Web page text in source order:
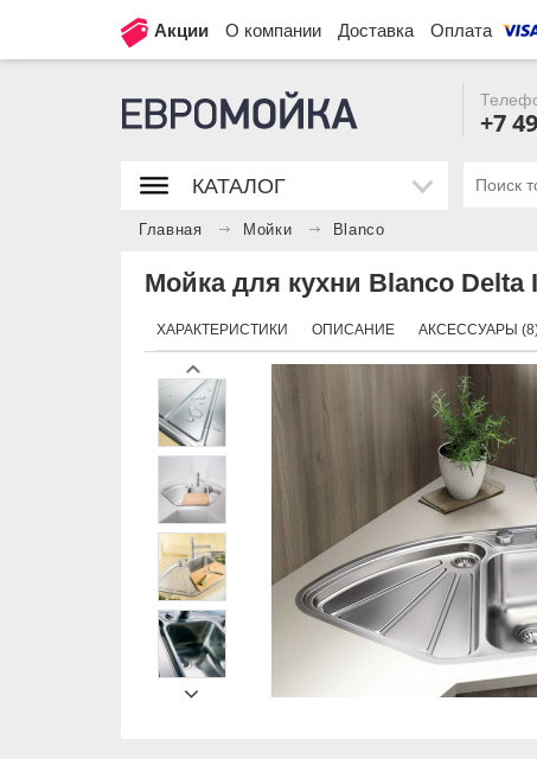
Акции О компании Доставка Оплата
+7
КАТАЛОГ
Главная Мойки Blanco
Мойка для кухни Blanco Delta
ХАРАКТЕРИСТИКИ ОПИСАНИЕ АКСЕССУАРЫ